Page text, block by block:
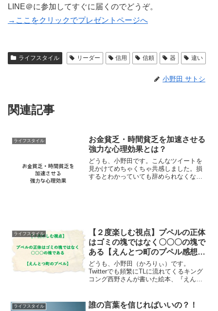
LINE＠に参加してすぐに届くのでどうぞ。
→ここをクリックでプレゼントページへ
ライフスタイル リーダー 信用 信頼 器 違い
小野田 サトシ
関連記事
ライフスタイル
お金貧乏・時間貧乏を加速させる
強力な心理効果とは？
どうも、小野田です。こんなツイートを
見かけてめちゃくちゃ共感しました。損
するとわかっていても辞められなくなる
ライフスタイル
【２度楽しむ視点】プペルの正体
はゴミの塊ではなく〇〇〇の塊で
ある【えんとつ町のプペル感想・
評価】
どうも、小野田（かろりぃ）です。
Twitterでも頻繁にTLに流れてくるキング
コング西野さんが書いた絵本、『えんと
も頻繁に見かけている内にだんだん気に
ライフスタイル 誰の言葉を信じればいいの？！